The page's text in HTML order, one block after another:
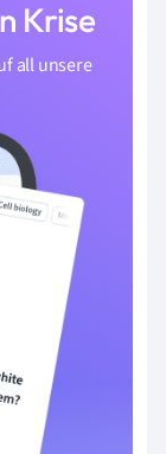
Krise
all unsere